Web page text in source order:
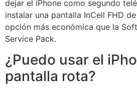
dejar el iPhone como segundo
instalar una pantalla InCell FHD
opción más económica que la
Service Pack.
¿Puedo usar el
pantalla rota?